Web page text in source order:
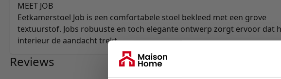
MEET JOB
Eetkamerstoel Job is een comfortabele stoel bekleed met een grove
textuurstof. Jobs robuuste en toch elegante ontwerp zorgt ervoor dat
interieur de aandacht trekt.
Reviews